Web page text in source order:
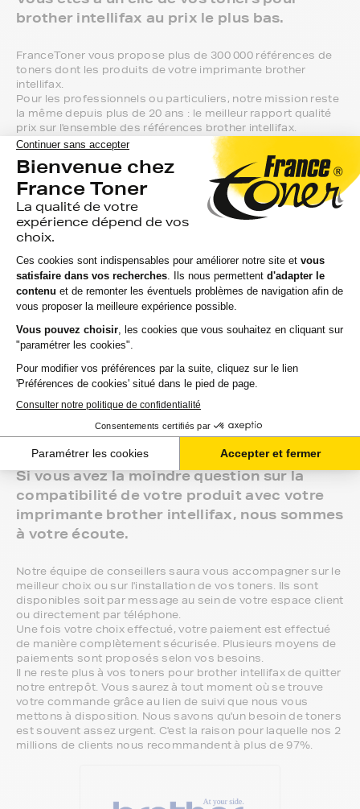
brother intellifax au prix le plus bas.
FranceToner vous propose plus de 300 000 références de
toners dont les produits de votre imprimante brother
intellifax.
Pour les professionnels ou particuliers, notre mission reste
la même depuis plus de 20 ans : le meilleur rapport qualité
prix sur l'ensemble des références brother intellifax.
Vous aurez la possibilité de choisir entre 3
niveaux de gamme pour vos toners brother
intellifax :
de retrait et tous les produits sont garantis 2 ans. 100%
compatible avec votre imprimante brother intellifax, c'est
le meilleur compromis entre qualité et prix et nous
proposons toutes les références compatibles, noir et
de votre imprimante.
Gamme 1er Prix : compatibles avec votre imprimante
brother intellifax, ces produits sans marque sont ceux de
notre gamme discount.
Marque constructeur : si vous avez l'habitude d'aller
chercher vos toners brother intellifax en magasin, gagnez
du temps en vous faisant livrer directement chez vous.
Si vous avez la moindre question sur la
compatibilité de votre produit avec votre
imprimante brother intellifax, nous sommes
à votre écoute.
Notre équipe de conseillers saura vous accompagner sur le
meilleur choix ou sur l'installation de vos toners. Ils sont
disponibles soit par message au sein de votre espace client
ou directement par téléphone.
Une fois votre choix effectué, votre paiement est effectué
de manière complètement sécurisée. Plusieurs moyens de
paiements sont proposés selon vos besoins.
Il ne reste plus à vos toners pour brother intellifax de quitter
notre entrepôt. Vous saurez à tout moment où se trouve
votre commande grâce au lien de suivi que nous vous
mettons à disposition. Nous savons qu'un besoin de toners
est souvent assez urgent. C'est la raison pour laquelle nos 2
millions de clients nous recommandent à plus de 97%.